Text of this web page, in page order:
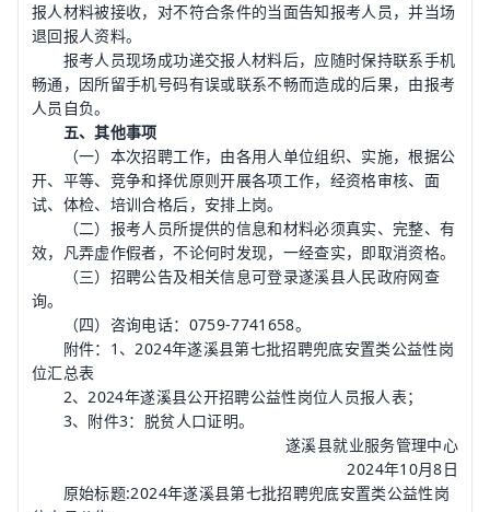
报人材料被接收，对不符合条件的当面告知报考人员，并当场
退回报人资料。
报考人员现场成功递交报人材料后，应随时保持联系手机
畅通，因所留手机号码有误或联系不畅而造成的后果，由报考
人员自负。
五、其他事项
（一）本次招聘工作，由各用人单位组织、实施，根据公
开、平等、竞争和择优原则开展各项工作，经资格审核、面
试、体检、培训合格后，安排上岗。
（二）报考人员所提供的信息和材料必须真实、完整、有
效，凡弄虚作假者，不论何时发现，一经查实，即取消资格。
（三）招聘公告及相关信息可登录遂溪县人民政府网查
询。
（四）咨询电话：0759-7741658。
附件：1、2024年遂溪县第七批招聘兜底安置类公益性岗
位汇总表
2、2024年遂溪县公开招聘公益性岗位人员报人表；
3、附件3：脱贫人口证明。
遂溪县就业服务管理中心
2024年10月8日
原始标题:2024年遂溪县第七批招聘兜底安置类公益性岗